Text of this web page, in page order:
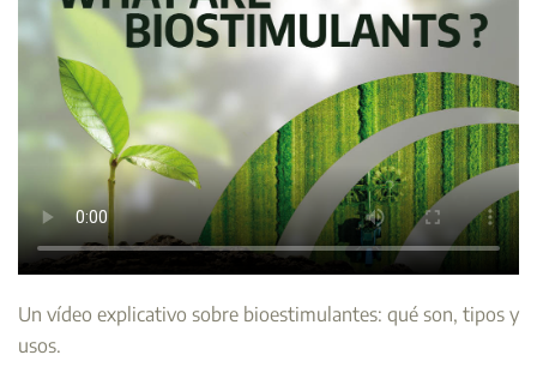
Un vídeo explicativo sobre bioestimulantes: qué son, tipos y
usos.